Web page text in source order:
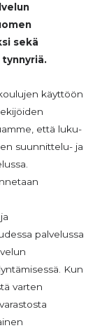
sekä
käyttöön
että luku-
suunnittelu- ja
palvelussa
Kun
varten